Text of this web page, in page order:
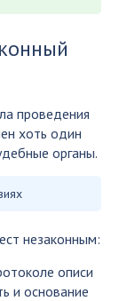
проведения
хоть один
органы.
незаконным:
описи
и основание